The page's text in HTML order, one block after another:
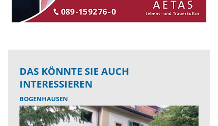
DAS KÖNNTE SIE AUCH
INTERESSIEREN
BOGENHAUSEN